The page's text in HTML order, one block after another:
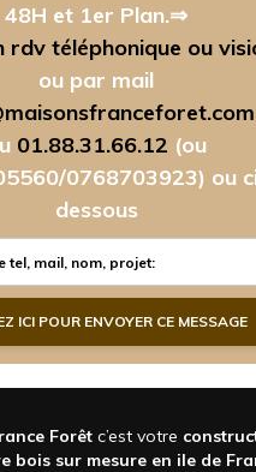
48H et 1er Plan.⇒
rdv téléphonique ou
ou par mail
01.88.31.66.12 (ou
0768703923) ou
dessous
Forêt c’est votre
bois sur mesure en ile de